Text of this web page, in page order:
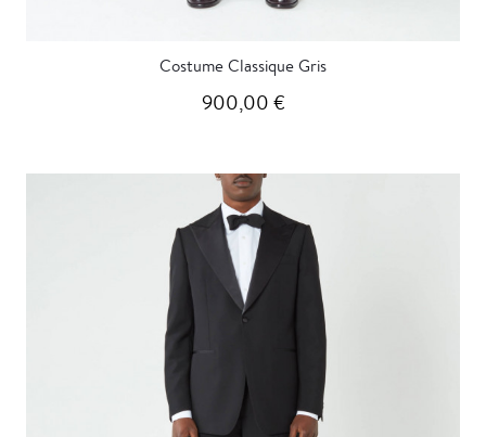
Costume Classique Gris
900,00 €